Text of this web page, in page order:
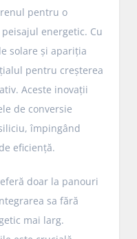
pentru o
energetic. Cu
solare și apariția
pentru creșterea
Aceste inovații
de conversie
împingând
eficiență.
doar la panouri
sa fără
mai larg.